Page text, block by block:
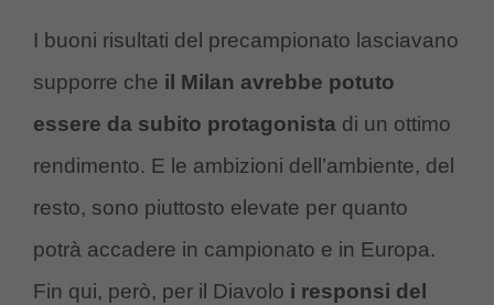
I buoni risultati del precampionato lasciavano
supporre che il Milan avrebbe potuto
essere da subito protagonista di un ottimo
rendimento. E le ambizioni dell’ambiente, del
resto, sono piuttosto elevate per quanto
potrà accadere in campionato e in Europa.
Fin qui, però, per il Diavolo i responsi del